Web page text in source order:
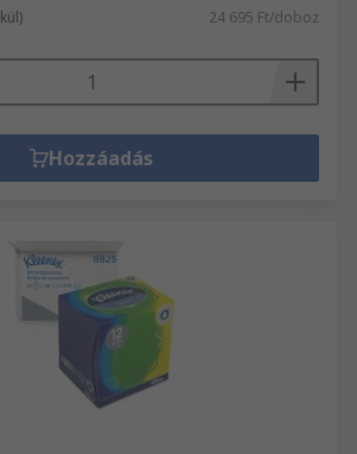
24 695 Ft/doboz
Hozzáadás